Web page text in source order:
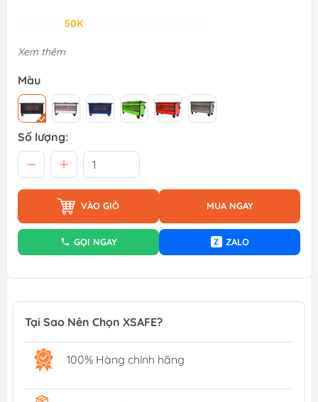
50K
Xem thêm
Màu
Số lượng:
VÀO GIỎ MUA NGAY
GỌI NGAY Z ZALO
Tại Sao Nên Chọn XSAFE?
100% Hàng chính hãng